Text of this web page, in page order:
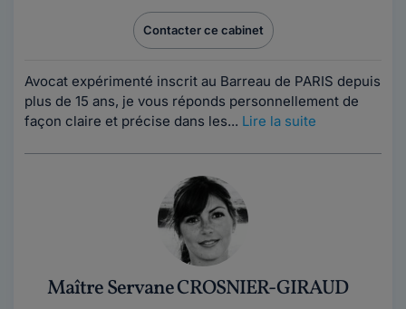
Contacter ce cabinet
Avocat expérimenté inscrit au Barreau de PARIS depuis
plus de 15 ans, je vous réponds personnellement de
façon claire et précise dans les... Lire la suite
Maître Servane CROSNIER-GIRAUD